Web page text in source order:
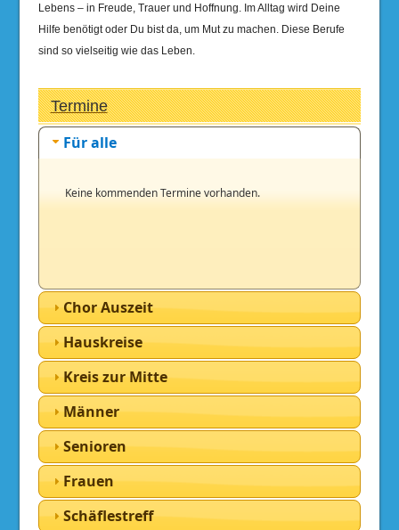
Lebens – in Freude, Trauer und Hoffnung. Im Alltag wird Deine
Hilfe benötigt oder Du bist da, um Mut zu machen. Diese Berufe
sind so vielseitig wie das Leben.
Termine
Für alle
Keine kommenden Termine vorhanden.
Chor Auszeit
Hauskreise
Kreis zur Mitte
Männer
Senioren
Frauen
Schäflestreff